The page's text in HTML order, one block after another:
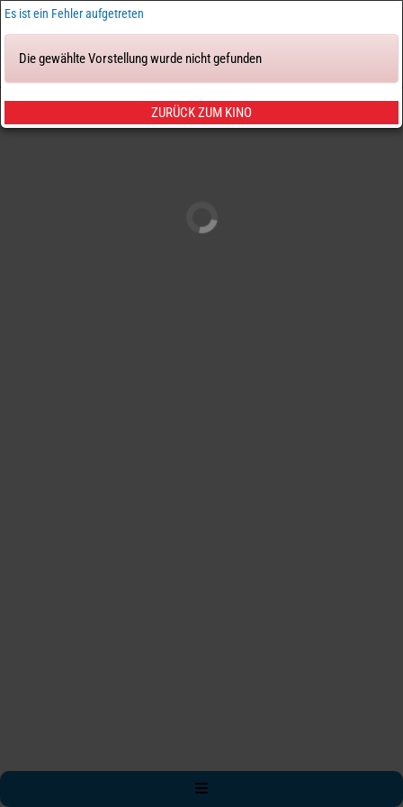
Tickets & Sitze
Es ist ein Fehler aufgetreten
Die gewählte Vorstellung wurde nicht gefunden
ZURÜCK ZUM KINO